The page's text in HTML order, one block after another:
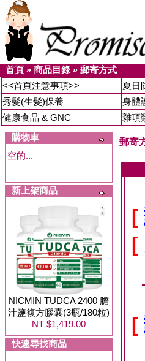
首頁 » 商品目錄» 郵寄方式
<<首頁注意事項>>
夏日
秀髮(生髮)保養
身體
健康食品 & GNC
雜項
購物車
空的...
新上架商品
NICMIN TUDCA 2400 膽
汁鹽複方膠囊(3瓶/180粒)
NT $1,419.00
快速尋找商品
郵寄
[
[
[